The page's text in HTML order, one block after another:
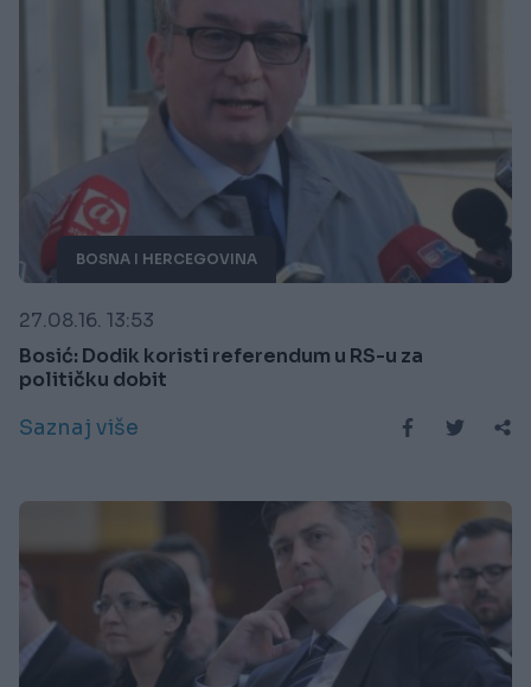
BOSNA I HERCEGOVINA
27.08.16. 13:53
Bosić: Dodik koristi referendum u RS-u za
političku dobit
Saznaj više